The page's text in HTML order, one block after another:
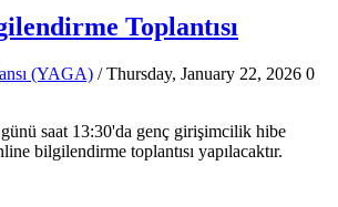
Toplantısı
(YAGA) / Thursday, January 22, 2026 0
saat 13:30'da genç girişimcilik hibe
bilgilendirme toplantısı yapılacaktır.